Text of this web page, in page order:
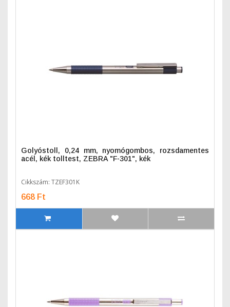
Golyóstoll, 0,24 mm, nyomógombos, rozsdamentes
acél, kék tolltest, ZEBRA "F-301", kék
Cikkszám: TZEF301K
668 Ft